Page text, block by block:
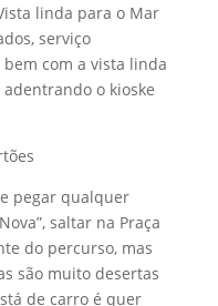
linda para o Mar
serviço
com a vista linda
o kioske
pegar qualquer
saltar na Praça
do percurso, mas
são muito desertas
de carro é quer